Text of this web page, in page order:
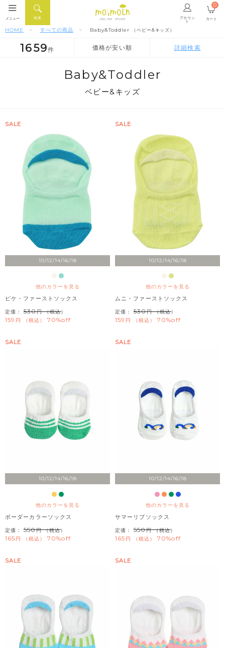
ONLINE STORE アカウン
ト
検索
メニュー カート
0
HOME すべての商品 Baby&Toddler （ベビー&キッズ）
価格が安い順
価格が安い順
1659件 詳細検索
Baby&Toddler
ベビー&キッズ
10/12/14/16/18
他のカラーを見る
SALE
ピケ・ファーストソックス
定価： 530 （税込）
159 税込 70%off
10/12/14/16/18
他のカラーを見る
SALE
ムニ・ファーストソックス
定価： 530 （税込）
159 税込 70%off
10/12/14/16/18
他のカラーを見る
SALE
ボーダーカラーソックス
定価： 550 （税込）
165 税込 70%off
10/12/14/16/18
他のカラーを見る
SALE
サマーリブソックス
定価： 550 （税込）
165 税込 70%off
SALE SALE